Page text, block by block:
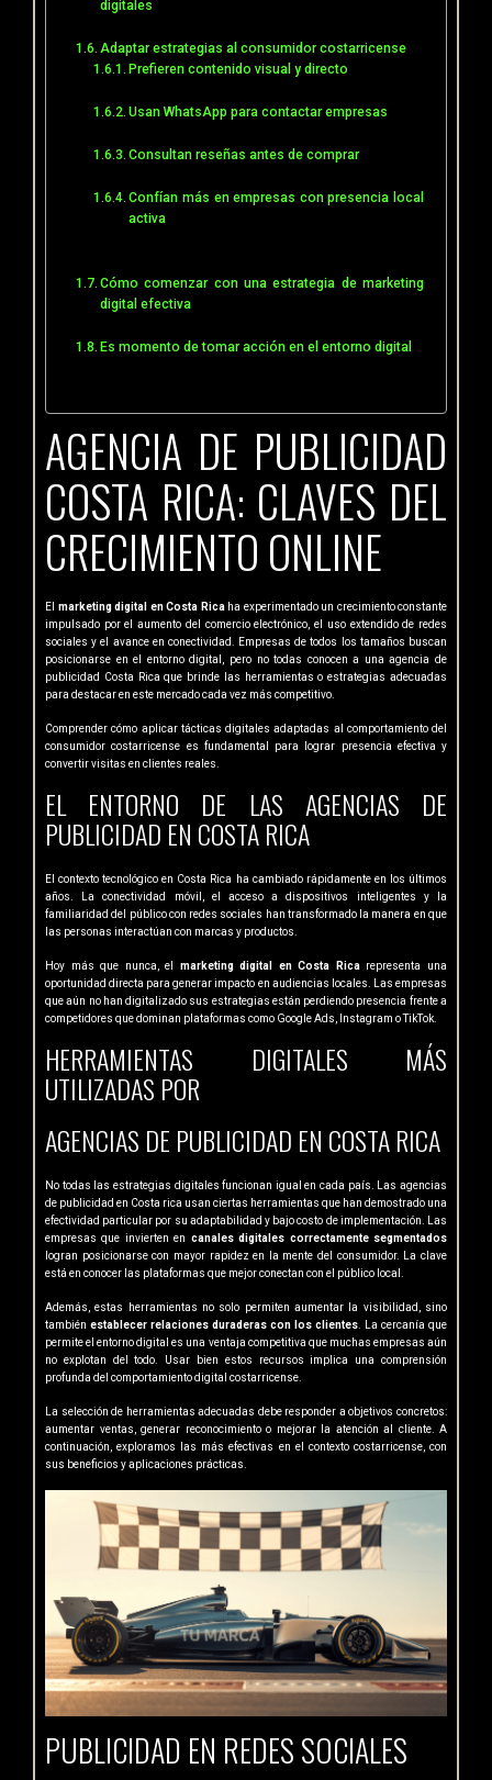
digitales
Adaptar estrategias al consumidor costarricense
Prefieren contenido visual y directo
Usan WhatsApp para contactar empresas
Consultan reseñas antes de comprar
Confían más en empresas con presencia local
activa
Cómo comenzar con una estrategia de marketing
digital efectiva
Es momento de tomar acción en el entorno digital
AGENCIA DE PUBLICIDAD
COSTA RICA: CLAVES DEL
CRECIMIENTO ONLINE
El marketing digital en Costa Ricaha experimentado un crecimiento constante
impulsado por el aumento del comercio electrónico, el uso extendido de redes
sociales y el avance en conectividad. Empresas de todos los tamaños buscan
posicionarse en el entorno digital, pero no todas conocen a una agencia de
publicidad Costa Rica que brinde las herramientas o estrategias adecuadas
para destacar en este mercado cada vez más competitivo.
Comprender cómo aplicar tácticas digitales adaptadas al comportamiento del
consumidor costarricense es fundamental para lograr presencia efectiva y
convertir visitas en clientes reales.
EL ENTORNO DE LAS AGENCIAS DE
PUBLICIDAD EN COSTA RICA
El contexto tecnológico en Costa Rica ha cambiado rápidamente en los últimos
años. La conectividad móvil, el acceso a dispositivos inteligentes y la
familiaridad del público con redes sociales han transformado la manera en que
las personas interactúan con marcas y productos.
Hoy más que nunca, el marketing digital en Costa Ricarepresenta una
oportunidad directa para generar impacto en audiencias locales. Las empresas
que aún no han digitalizado sus estrategias están perdiendo presencia frente a
competidores que dominan plataformas como Google Ads, Instagram o TikTok.
HERRAMIENTAS DIGITALES MÁS
UTILIZADAS POR
AGENCIAS DE PUBLICIDAD EN COSTA RICA
No todas las estrategias digitales funcionan igual en cada país. Las agencias
de publicidad en Costa rica usan ciertas herramientas que han demostrado una
efectividad particular por su adaptabilidad y bajo costo de implementación. Las
empresas que invierten en canales digitales correctamente segmentados
logran posicionarse con mayor rapidez en la mente del consumidor. La clave
está en conocer las plataformas que mejor conectan con el público local.
Además, estas herramientas no solo permiten aumentar la visibilidad, sino
también establecer relaciones duraderas con los clientes. La cercanía que
permite el entorno digital es una ventaja competitiva que muchas empresas aún
no explotan del todo. Usar bien estos recursos implica una comprensión
profunda del comportamiento digital costarricense.
La selección de herramientas adecuadas debe responder a objetivos concretos:
aumentar ventas, generar reconocimiento o mejorar la atención al cliente. A
continuación, exploramos las más efectivas en el contexto costarricense, con
sus beneficios y aplicaciones prácticas.
PUBLICIDAD EN REDES SOCIALES